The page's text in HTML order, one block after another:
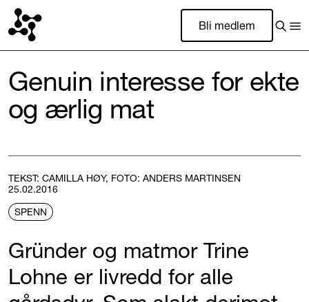
Bli medlem
Genuin interesse for ekte
og ærlig mat
TEKST: CAMILLA HØY, FOTO: ANDERS MARTINSEN
25.02.2016
SPENN
Gründer og matmor Trine
Lohne er livredd for alle